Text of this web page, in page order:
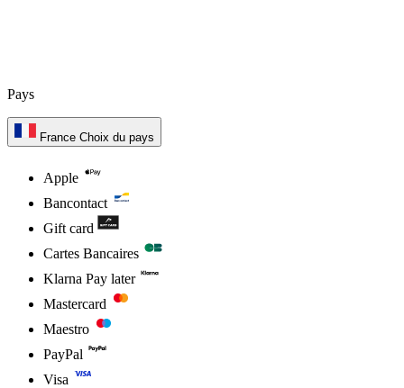
Pays
France Choix du pays
Apple
Bancontact
Gift card
Cartes Bancaires
Klarna Pay later
Mastercard
Maestro
PayPal
Visa